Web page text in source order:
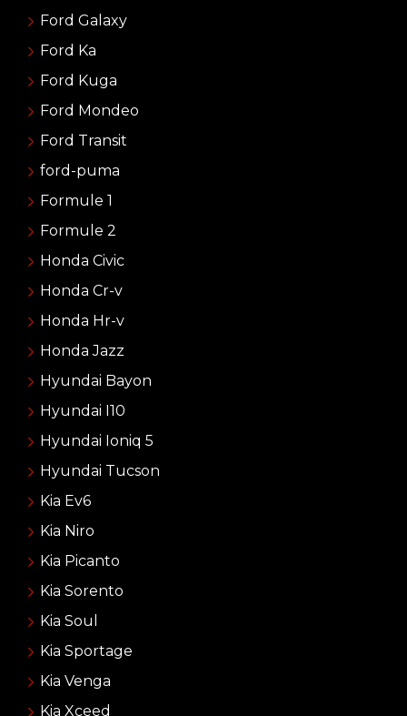
Ford Galaxy
Ford Ka
Ford Kuga
Ford Mondeo
Ford Transit
ford-puma
Formule 1
Formule 2
Honda Civic
Honda Cr-v
Honda Hr-v
Honda Jazz
Hyundai Bayon
Hyundai I10
Hyundai Ioniq 5
Hyundai Tucson
Kia Ev6
Kia Niro
Kia Picanto
Kia Sorento
Kia Soul
Kia Sportage
Kia Venga
Kia Xceed